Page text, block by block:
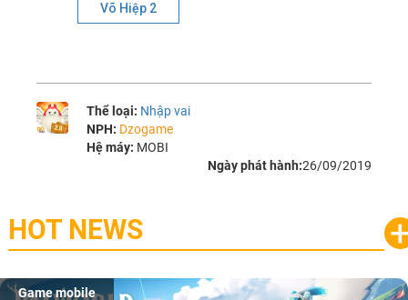
Võ Hiệp 2
Thể loại: Nhập vai
NPH: Dzogame
Hệ máy: MOBI
Ngày phát hành:26/09/2019
HOT NEWS
Game mobile